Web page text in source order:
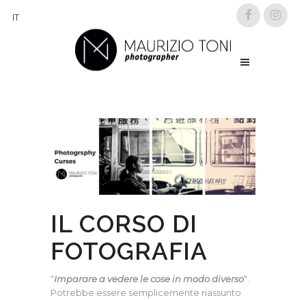
IT
IL CORSO DI
FOTOGRAFIA
“Imparare a vedere le cose in modo diverso“.
Potrebbe essere semplicemente riassunto